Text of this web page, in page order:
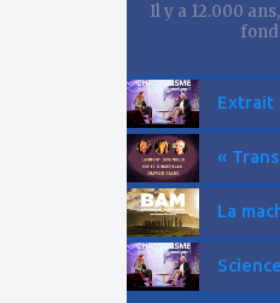
Il y a 12.000
Extrait
«
La